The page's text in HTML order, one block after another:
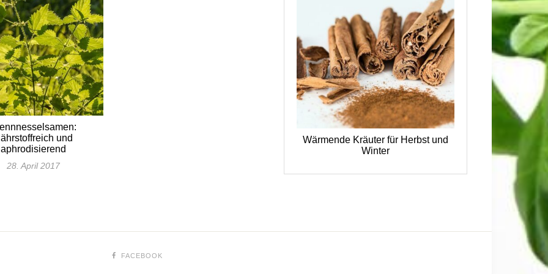
und
aphrodisierend
28. April 2017
Wärmende Kräuter für Herbst und
Winter
FACEBOOK